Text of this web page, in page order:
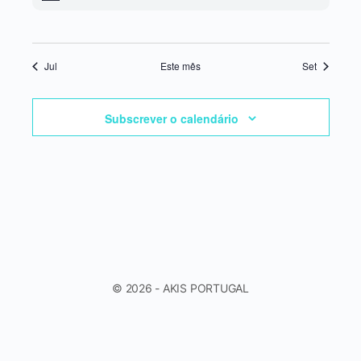
Jul Este mês Set
Subscrever o calendário
© 2026 - AKIS PORTUGAL